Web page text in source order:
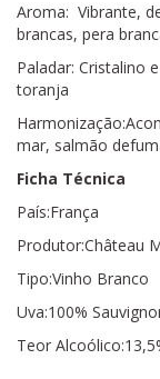
Aroma: Vibrante,
brancas, pera
Paladar: Cristalino
toranja
mar, salmão
Ficha Técnica
País:França
Produtor:Château
Tipo:Vinho Branco
Uva:100%
Teor